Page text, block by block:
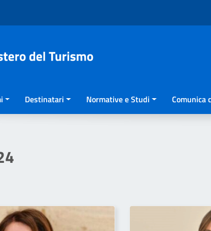
Destinatari Normative e Studi Comunica